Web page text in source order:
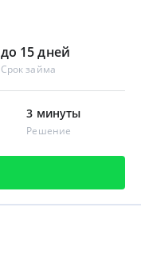
до 15 дней
Срок займа
3 минуты
Решение